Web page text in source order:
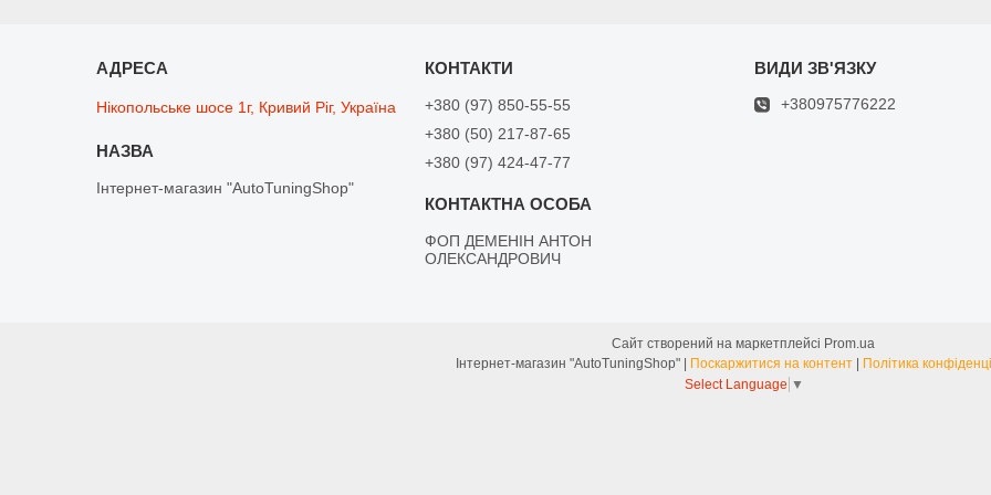
Нікопольське шосе 1г, Кривий Ріг, Україна
Інтернет-магазин "AutoTuningShop"
+380 (97) 850-55-55
+380 (50) 217-87-65
+380 (97) 424-47-77
ФОП ДЕМЕНІН АНТОН
ОЛЕКСАНДРОВИЧ
+380975776222
Сайт створений на маркетплейсі Prom.ua
Інтернет-магазин "AutoTuningShop" | Поскаржитися на контент | Політика
Select Language ▼